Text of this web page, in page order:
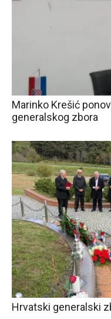
Marinko Krešić
generalskog zbora
Hrvatski generalski